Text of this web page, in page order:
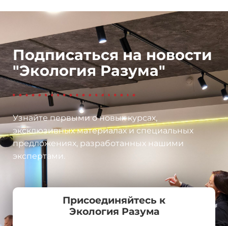
Подписаться на новости
"Экология Разума"
Узнайте первыми о новых курсах,
эксклюзивных материалах и специальных
предложениях, разработанных нашими
экспертами.
Присоединяйтесь к
Экология Разума